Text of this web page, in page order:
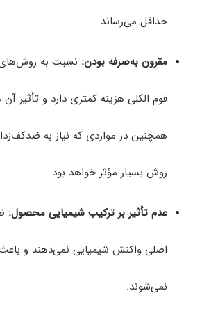
حداقل می‌رساند.
مقرون به‌صرفه بودن: نسبت به روش‌های
فوم الکلی هزینه کمتری دارد و تأثیر آن
همچنین در مواردی که نیاز به
روش بسیار مؤثر خواهد بود.
عدم تأثیر بر ترکیب شیمیایی محصول:
اصلی واکنش شیمیایی نمی‌دهند و
نمی‌شوند.